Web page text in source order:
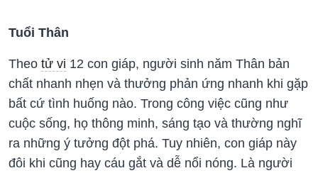
Tuổi Thân
Theo tử vi 12 con giáp, người sinh năm Thân bản
chất nhanh nhẹn và thưởng phản ứng nhanh khi gặp
bất cứ tình huống nào. Trong công việc cũng như
cuộc sống, họ thông minh, sáng tạo và thường nghĩ
ra những ý tưởng đột phá. Tuy nhiên, con giáp này
đôi khi cũng hay cáu gắt và dễ nổi nóng. Là người